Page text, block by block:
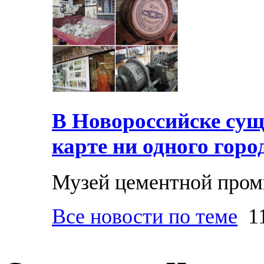
В Новороссийске
карте ни одного
Музей цементной
Все новости по теме